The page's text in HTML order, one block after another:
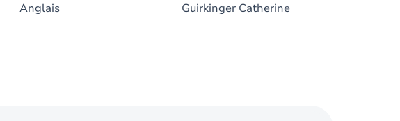
Anglais Guirkinger Catherine